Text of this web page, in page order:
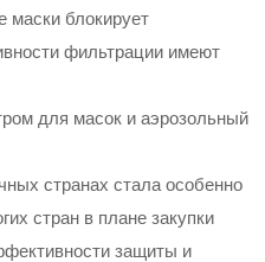
маски блокирует
фильтрации имеют
странах стала особенно
стран в плане закупки
защиты и